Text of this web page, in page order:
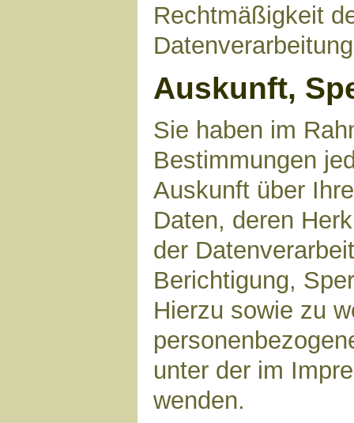
Rechtmäßigkeit
Auskunft,
Sie haben im
Bestimmungen
Auskunft über
Daten, deren
der
Berichtigung,
Hierzu sowie zu
unter der im
wenden.